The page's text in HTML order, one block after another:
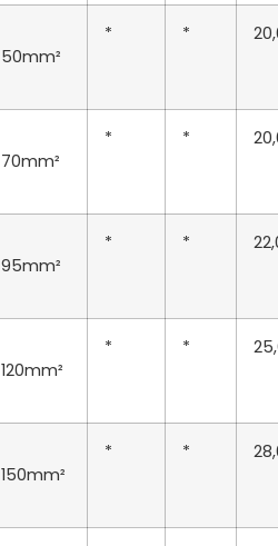
50mm²
* *
70mm²
* *
95mm²
* *
120mm²
* *
150mm²
* *